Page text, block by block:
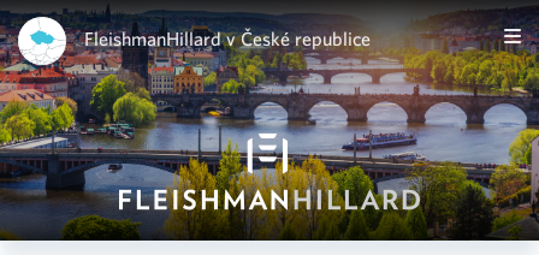
FleishmanHillard v České republice